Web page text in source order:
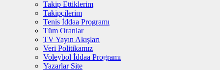
Takip Ettiklerim
Takipçilerim
Tenis İddaa Programı
Tüm Oranlar
TV Yayın Akışları
Veri Politikamız
Voleybol İddaa Programı
Yazarlar Site